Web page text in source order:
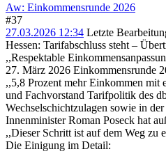
Aw: Einkommensrunde 2026
#37
27.03.2026 12:34 Letzte
Hessen: Tarifabschluss steht –
,,Respektable
27. März 2026 Einkommensrunde
,,5,8 Prozent mehr Einkommen mit
und Fachvorstand Tarifpolitik des
Wechselschichtzulagen sowie in
Innenminister Roman Poseck hat
,,Dieser Schritt ist auf dem Weg zu
Die Einigung im Detail: